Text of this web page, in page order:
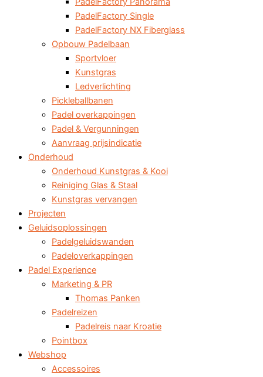
PadelFactory Single
PadelFactory NX Fiberglass
Opbouw Padelbaan
Sportvloer
Kunstgras
Ledverlichting
Pickleballbanen
Padel overkappingen
Padel & Vergunningen
Aanvraag prijsindicatie
Onderhoud
Onderhoud Kunstgras & Kooi
Reiniging Glas & Staal
Kunstgras vervangen
Projecten
Geluidsoplossingen
Padelgeluidswanden
Padeloverkappingen
Padel Experience
Marketing & PR
Thomas Panken
Padelreizen
Padelreis naar Kroatie
Pointbox
Webshop
Accessoires